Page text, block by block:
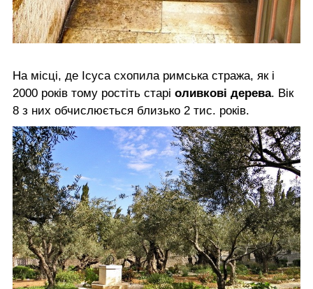
На місці, де Ісуса схопила римська стража, як і
2000 років тому ростіть старі оливкові дерева. Вік
8 з них обчислюється близько 2 тис. років.